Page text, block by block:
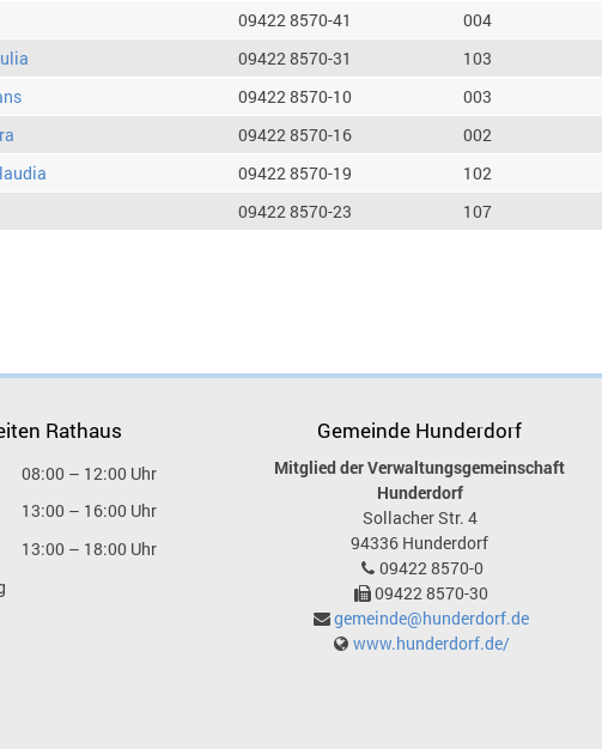
09422 8570-41 004
09422 8570-31 103
09422 8570-10 003
09422 8570-16 002
09422 8570-19 102
09422 8570-23 107
Rathaus
08:00 – 12:00 Uhr
13:00 – 16:00 Uhr
13:00 – 18:00 Uhr
Gemeinde Hunderdorf
Mitglied der Verwaltungsgemeinschaft
Hunderdorf
Sollacher Str. 4
94336 Hunderdorf
09422 8570-0
09422 8570-30
gemeinde@hunderdorf.de
www.hunderdorf.de/